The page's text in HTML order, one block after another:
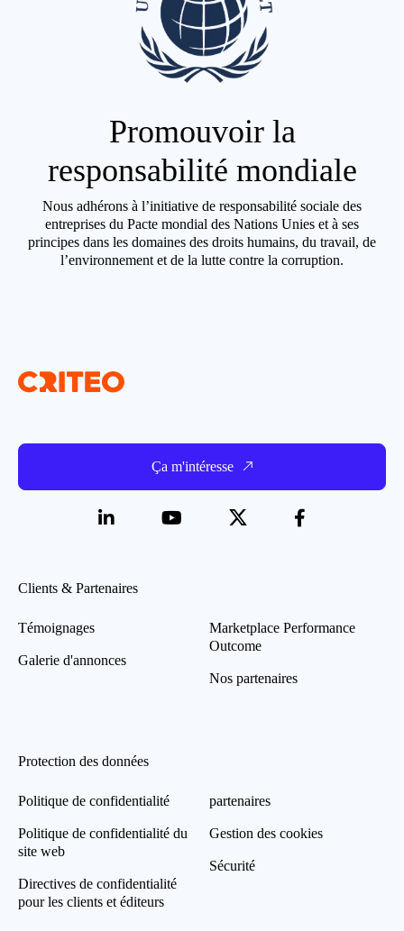
Promouvoir la
responsabilité mondiale
Nous adhérons à l’initiative de responsabilité sociale des
entreprises du Pacte mondial des Nations Unies et à ses
principes dans les domaines des droits humains, du travail, de
l’environnement et de la lutte contre la corruption.
Ça m'intéresse
Clients & Partenaires
Témoignages
Galerie d'annonces
Marketplace Performance
Outcome
Nos partenaires
Protection des données
Politique de confidentialité
Politique de confidentialité du
site web
Directives de confidentialité
pour les clients et éditeurs
partenaires
Gestion des cookies
Sécurité